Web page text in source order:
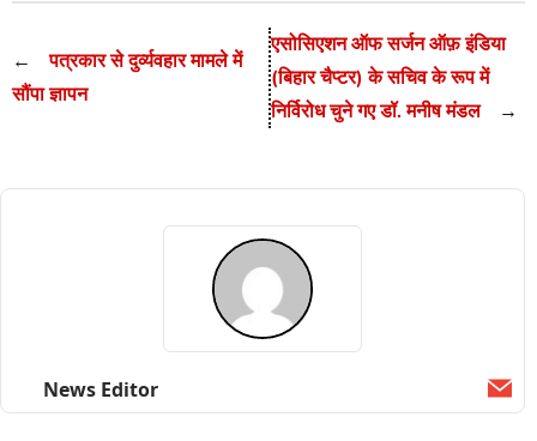
←
पत्रकार से दुर्व्यवहार मामले में
सौंपा ज्ञापन
एसोसिएशन ऑफ सर्जन ऑफ़ इंडिया
(बिहार चैप्टर) के सचिव के रूप में
निर्विरोध चुने गए डॉ. मनीष मंडल
→
News Editor